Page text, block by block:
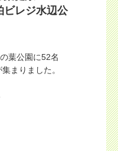
レジ水辺公
葉公園に52名
まりました。